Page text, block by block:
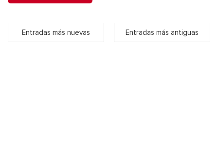
Entradas más nuevas Entradas más antiguas